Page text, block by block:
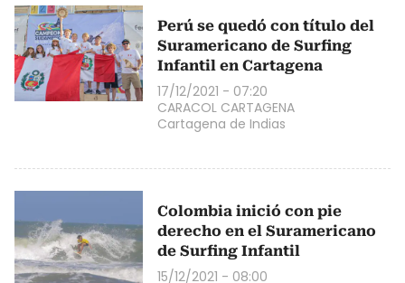
Perú se quedó con título del
Suramericano de Surfing
Infantil en Cartagena
17/12/2021 - 07:20
CARACOL CARTAGENA
Cartagena de Indias
Colombia inició con pie
derecho en el Suramericano
de Surfing Infantil
15/12/2021 - 08:00